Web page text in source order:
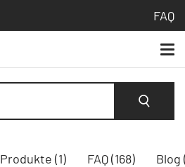
FAQ
Suche
Produkte (1) FAQ (168) Blog